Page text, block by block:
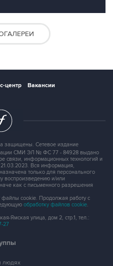
центр
Вакансии
защищены. Сетевое издание
СМИ ЭЛ № ФС 77 - 84928 выдано
связи, информационных технологий и
Вся информация,
только для персонального
воспроизведению и/или
как с письменного разрешения
файлы cookie. Продолжая работу с
обработку файлов cookie.
Ямская улица, дом 2, стр.1, тел.:
27
людях